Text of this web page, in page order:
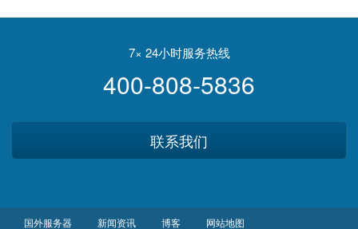
展國寶
法烏談判
7× 24小时服务热线
400-808-5836
联系我们
国外服务器 新闻资讯 博客 网站地图